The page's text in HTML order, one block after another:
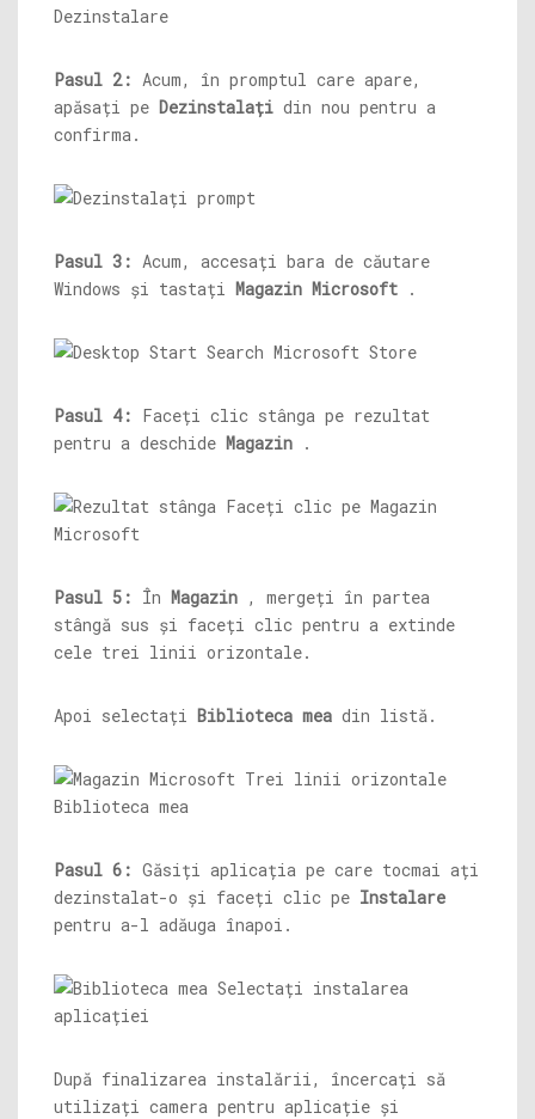
Pasul 2: Acum, în promptul care apare,
apăsați pe Dezinstalați din nou pentru a
confirma.
Pasul 3: Acum, accesați bara de căutare
Windows și tastați Magazin Microsoft .
Pasul 4: Faceți clic stânga pe rezultat
pentru a deschide Magazin .
Pasul 5: În Magazin , mergeți în partea
stângă sus și faceți clic pentru a extinde
cele trei linii orizontale.
Apoi selectați Biblioteca mea din listă.
Pasul 6: Găsiți aplicația pe care tocmai ați
dezinstalat-o și faceți clic pe Instalare
pentru a-l adăuga înapoi.
După finalizarea instalării, încercați să
utilizați camera pentru aplicație și